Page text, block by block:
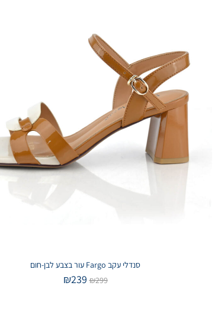
סנדלי עקב Fargo עור בצבע לבן-חום
₪299
₪239